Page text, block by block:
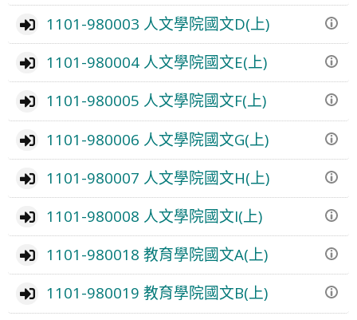
1101-980003 人文學院國文D(上)
1101-980004 人文學院國文E(上)
1101-980005 人文學院國文F(上)
1101-980006 人文學院國文G(上)
1101-980007 人文學院國文H(上)
1101-980008 人文學院國文I(上)
1101-980018 教育學院國文A(上)
1101-980019 教育學院國文B(上)